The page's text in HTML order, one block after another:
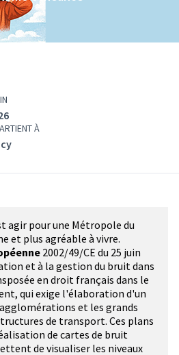
À
agir pour une Métropole du
et plus agréable à vivre.
2002/49/CE du 25 juin
et à la gestion du bruit dans
en droit français dans le
qui exige l'élaboration d'un
et les grands
de transport. Ces plans
de cartes de bruit
de visualiser les niveaux